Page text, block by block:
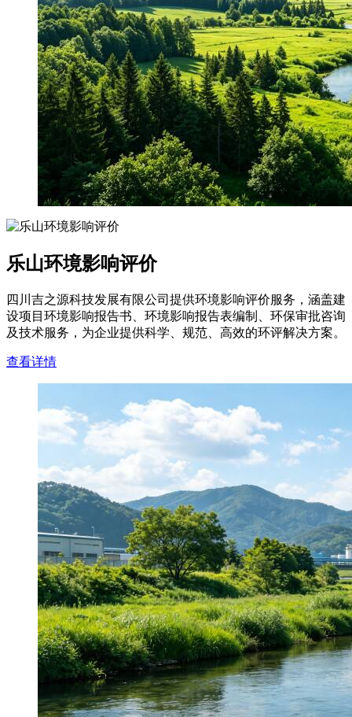
乐山环境影响评价
四川吉之源科技发展有限公司提供环境影响评价服务，涵盖建
设项目环境影响报告书、环境影响报告表编制、环保审批咨询
及技术服务，为企业提供科学、规范、高效的环评解决方案。
查看详情